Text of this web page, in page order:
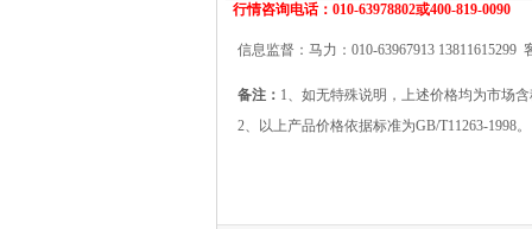
行情咨询电话：010-63978802或400-819-0090
信息监督：马力：010-63967913 13811615299
备注： 1、如无特殊说明，上述价格均为市场
2、以上产品价格依据标准为GB/T11263-1998。